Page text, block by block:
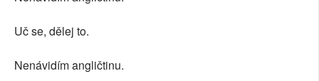
Uč se, dělej to.
Nenávidím angličtinu.